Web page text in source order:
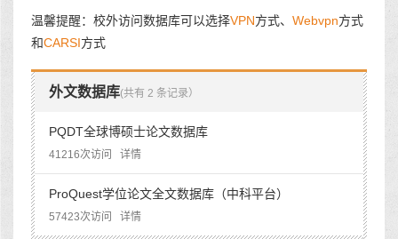
温馨提醒：校外访问数据库可以选择VPN方式、 Webvpn方式
和CARSI方式
外文数据库(共有 2 条记录）
PQDT全球博硕士论文数据库
41216次访问 详情
ProQuest学位论文全文数据库（中科平台）
57423次访问 详情